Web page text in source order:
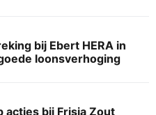
bij Ebert HERA in
loonsverhoging
acties bij Frisia Zout